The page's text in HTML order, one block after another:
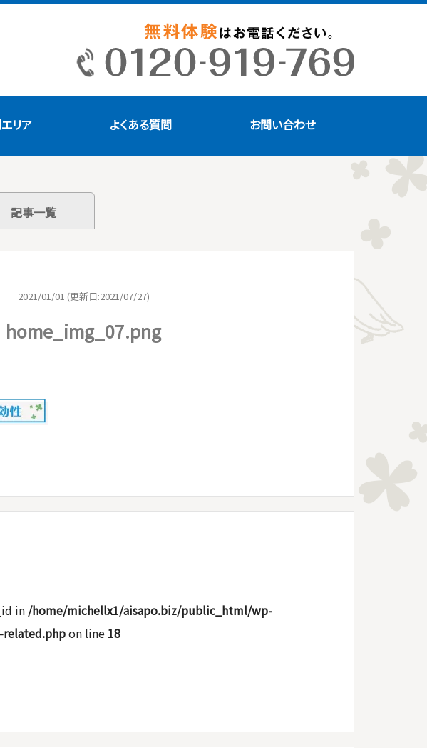
リア よくある質問 お問い合わせ
記事一覧
2021/01/01 (更新日:2021/07/27)
home_img_07.png
in /home/michellx1/aisapo.biz/public_html/wp-
on line 18